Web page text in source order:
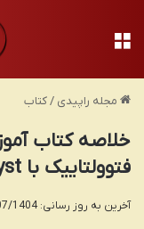
مجله راپیدی /کتاب
خلاصه کتاب
فتوولتاییک با PVsyst
آخرین به روز رسانی: 30/07/1404